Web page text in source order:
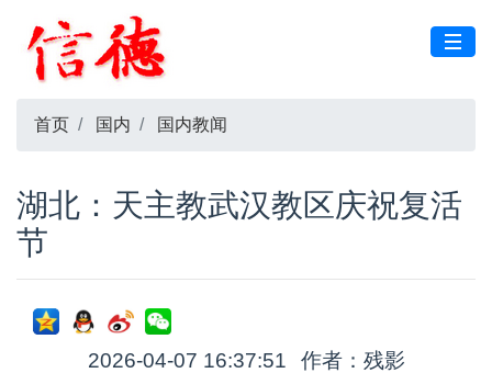
首页 国内 国内教闻
湖北：天主教武汉教区庆祝复活
节
2026-04-07 16:37:51 作者：残影